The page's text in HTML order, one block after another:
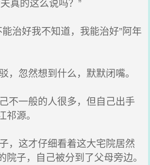
治好我不知道，我能治好”阿年
忽然想到什么，默默闭嘴。
不一般的人很多，但自己出手
源。
，这才仔细看着这大宅院居然
院子，自己被分到了父母旁边。